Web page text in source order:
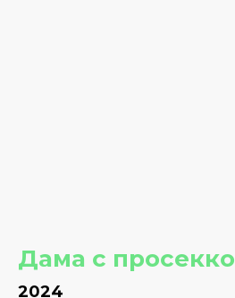
Дама с просекко
2024